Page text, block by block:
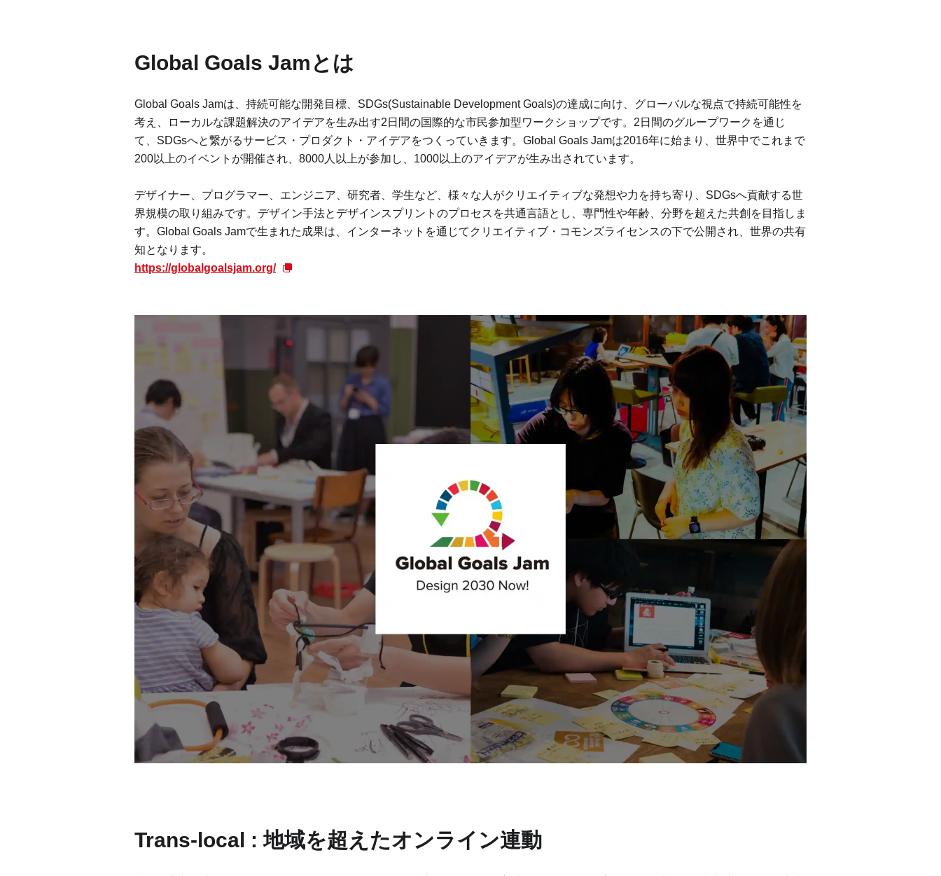
Global Goals Jamとは
Global Goals Jamは、持続可能な開発目標、SDGs(Sustainable Development Goals)の達成に向け、グローバルな視点で持続可能性を
考え、ローカルな課題解決のアイデアを生み出す2日間の国際的な市民参加型ワークショップです。2日間のグループワークを通じ
て、SDGsへと繋がるサービス・プロダクト・アイデアをつくっていきます。Global Goals Jamは2016年に始まり、世界中でこれまで
200以上のイベントが開催され、8000人以上が参加し、1000以上のアイデアが生み出されています。
デザイナー、プログラマー、エンジニア、研究者、学生など、様々な人がクリエイティブな発想や力を持ち寄り、SDGsへ貢献する世
界規模の取り組みです。デザイン手法とデザインスプリントのプロセスを共通言語とし、専門性や年齢、分野を超えた共創を目指しま
す。Global Goals Jamで生まれた成果は、インターネットを通じてクリエイティブ・コモンズライセンスの下で公開され、世界の共有
知となります。
https://globalgoalsjam.org/
Trans-local : 地域を超えたオンライン連動